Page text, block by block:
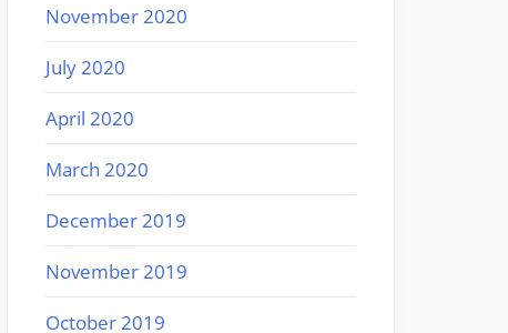
November 2020
July 2020
April 2020
March 2020
December 2019
November 2019
October 2019